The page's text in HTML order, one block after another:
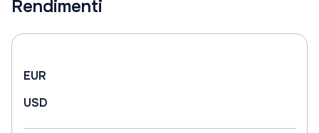
Rendimenti
EUR
USD